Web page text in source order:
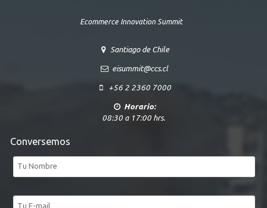
Ecommerce Innovation Summit
Santiago de Chile
eisummit@ccs.cl
+56 2 2360 7000
Horario:
08:30 a 17:00 hrs.
Conversemos